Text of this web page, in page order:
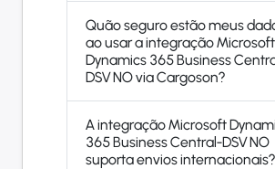
Quão seguro estão meus
ao usar a integração Microsoft
Dynamics 365 Business
DSV NO via Cargoson?
A integração Microsoft
365 Business Central-DSV NO
suporta envios internacionais?